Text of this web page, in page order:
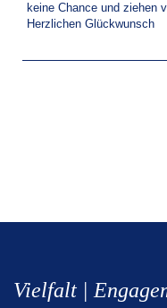
keine Chance und ziehen
Herzlichen Glückwunsch
Vielfalt |